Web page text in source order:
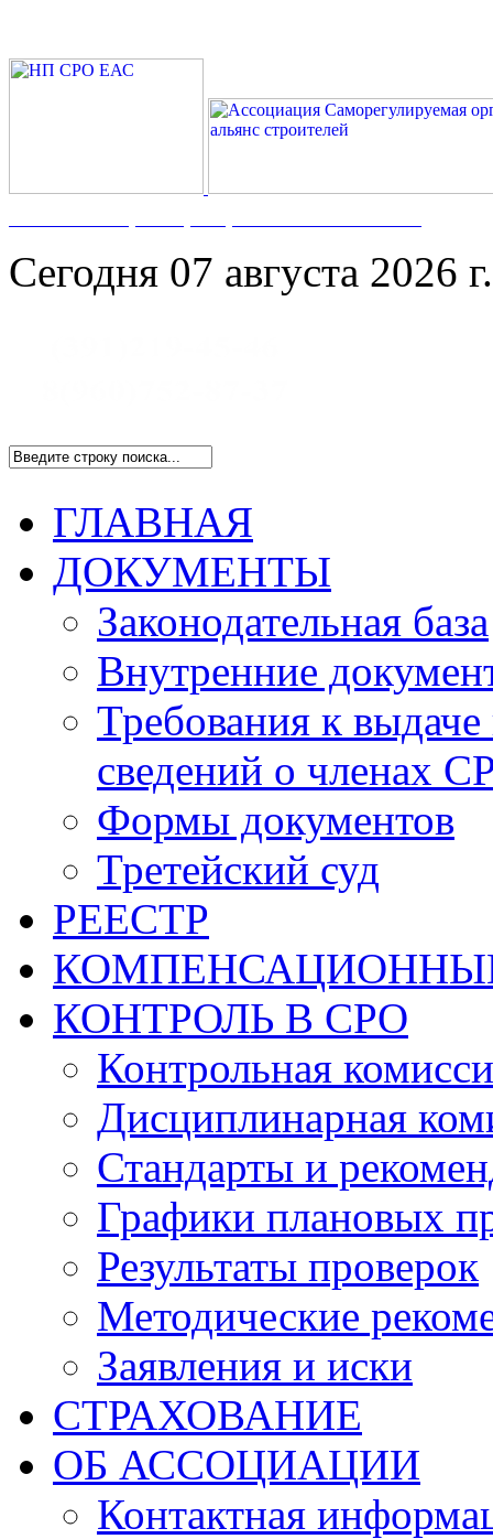
Сегодня 07 августа 2026 г.
ГЛАВНАЯ
ДОКУМЕНТЫ
Законодательная база
Внутренние
Требования к
сведений о членах
Формы документов
Третейский суд
РЕЕСТР
КОНТРОЛЬ В СРО
Контрольная
Дисциплинарная
Стандарты и
Графики плановых
Результаты проверок
Методические
Заявления и иски
СТРАХОВАНИЕ
ОБ АССОЦИАЦИИ
Контактная